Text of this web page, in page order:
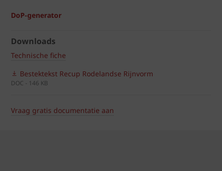
DoP-generator
Downloads
Technische fiche
Bestektekst Recup Rodelandse Rijnvorm
DOC - 146 KB
Vraag gratis documentatie aan